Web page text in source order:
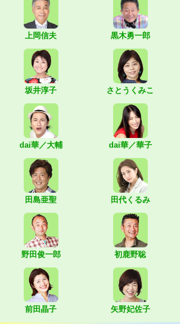
上岡信夫 黒木勇一郎
坂井淳子 さとうくみこ
dai華／大輔 dai華／華子
田島亜聖 田代くるみ
野田俊一郎 初鹿野聡
前田晶子 矢野妃佐子